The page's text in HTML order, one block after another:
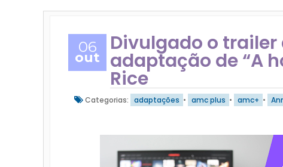
06
out
Divulgado o
adaptação de “A
Rice
Categorias: adaptações • amc plus • amc+ •